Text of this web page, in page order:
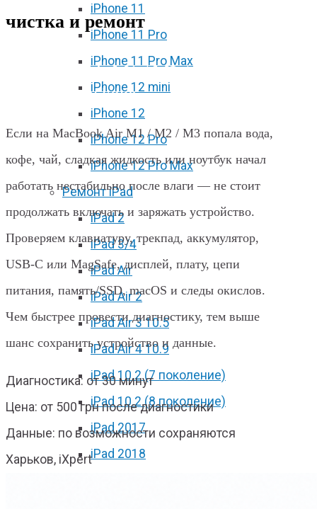
iPhone 11
iPhone 11 Pro
iPhone 11 Pro Max
iPhone 12 mini
iPhone 12
iPhone 12 Pro
iPhone 12 Pro Max
Ремонт iPad
iPad 2
iPad 3/4
iPad Air
iPad Air 2
iPad Air 3 10.5
iPad Air 4 10.9
iPad 10.2 (7 поколение)
iPad 10.2 (8 поколение)
iPad 2017
iPad 2018
чистка и ремонт
MacBook Air M1 / M2 / M3 после
воды в Харькове
Если на MacBook Air M1 / M2 / M3 попала вода,
кофе, чай, сладкая жидкость или ноутбук начал
работать нестабильно после влаги — не стоит
продолжать включать и заряжать устройство.
Проверяем клавиатуру, трекпад, аккумулятор,
USB-C или MagSafe, дисплей, плату, цепи
питания, память/SSD, macOS и следы окислов.
Чем быстрее провести диагностику, тем выше
шанс сохранить устройство и данные.
Диагностика: от 30 минут
Цена: от 500 грн после диагностики
Данные: по возможности сохраняются
Харьков, iXpert